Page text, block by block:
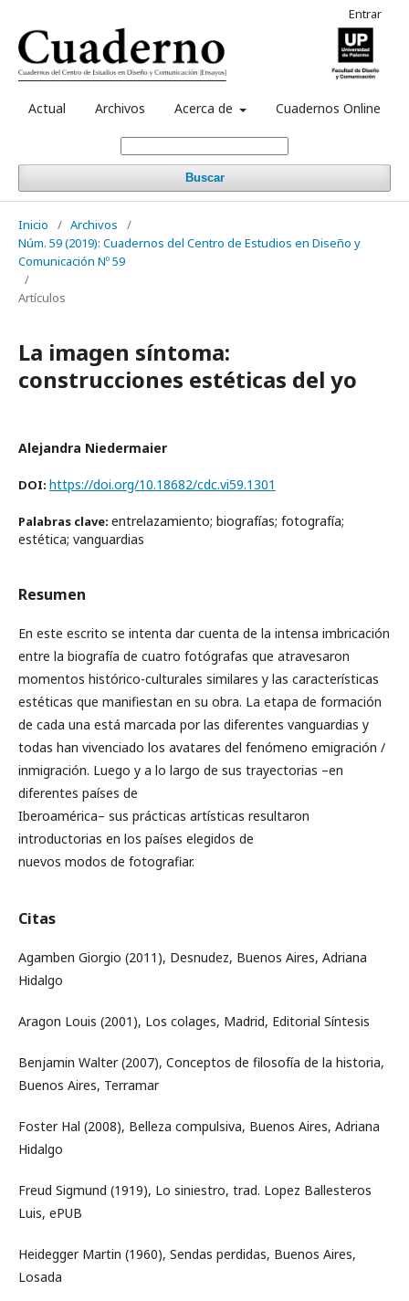
Actual Archivos Acerca de Cuadernos Online
Buscar
Entrar
Inicio / Archivos
/
Núm. 59 (2019): Cuadernos del Centro de Estudios en Diseño y
Comunicación Nº 59
/
Artículos
La imagen síntoma:
construcciones estéticas del yo
Alejandra Niedermaier
DOI: https://doi.org/10.18682/cdc.vi59.1301
Palabras clave: entrelazamiento; biografías; fotografía;
estética; vanguardias
Resumen
En este escrito se intenta dar cuenta de la intensa imbricación
entre la biografía de cuatro fotógrafas que atravesaron
momentos histórico-culturales similares y las características
estéticas que manifiestan en su obra. La etapa de formación
de cada una está marcada por las diferentes vanguardias y
todas han vivenciado los avatares del fenómeno emigración /
inmigración. Luego y a lo largo de sus trayectorias –en
diferentes países de
Iberoamérica– sus prácticas artísticas resultaron
introductorias en los países elegidos de
nuevos modos de fotografiar.
Citas
Agamben Giorgio (2011), Desnudez, Buenos Aires, Adriana
Hidalgo
Aragon Louis (2001), Los colages, Madrid, Editorial Síntesis
Benjamin Walter (2007), Conceptos de filosofía de la historia,
Buenos Aires, Terramar
Foster Hal (2008), Belleza compulsiva, Buenos Aires, Adriana
Hidalgo
Freud Sigmund (1919), Lo siniestro, trad. Lopez Ballesteros
Luis, ePUB
Heidegger Martin (1960), Sendas perdidas, Buenos Aires,
Losada